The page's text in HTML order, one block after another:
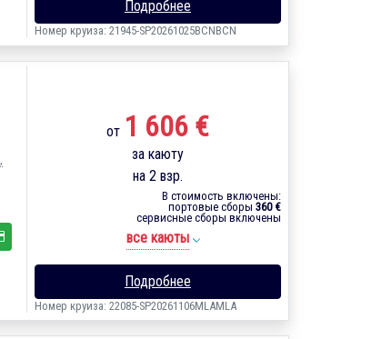
Подробнее
Номер круиза: 21945-SP20261025BCNBCN
от 1 606 €
за каюту
на 2 взр.
В стоимость включены:
портовые сборы 360 €
сервисные сборы включены
все каюты
Подробнее
Номер круиза: 22085-SP20261106MLAMLA